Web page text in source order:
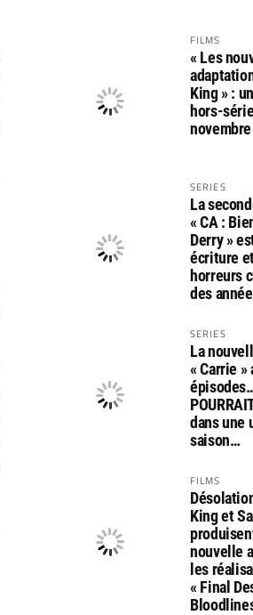
FILMS
« Les
King » :
hors-
novembre
SERIES
La
« CA :
Derry »
écriture
horreurs
des
SERIES
La
« Carrie »
dans une
saison…
FILMS
King et
nouvelle
les
« Final